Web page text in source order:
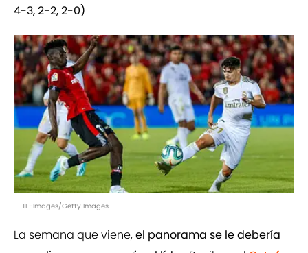
4-3, 2-2, 2-0)
TF-Images/Getty Images
La semana que viene,el panorama se le debería